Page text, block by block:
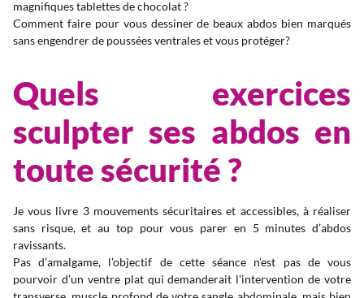
magnifiques tablettes de chocolat ?
Comment faire pour vous dessiner de beaux abdos bien marqués
sans engendrer de poussées ventrales et vous protéger?
Quels exercices
sculpter ses abdos en
toute sécurité ?
Je vous livre 3 mouvements sécuritaires et accessibles, à réaliser
sans risque, et au top pour vous parer en 5 minutes d’abdos
ravissants.
Pas d’amalgame, l’objectif de cette séance n’est pas de vous
pourvoir d’un ventre plat qui demanderait l’intervention de votre